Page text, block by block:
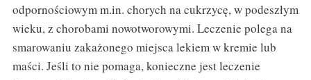
odpornościowym m.in. chorych na cukrzycę, w podeszłym
wieku, z chorobami nowotworowymi. Leczenie polega na
smarowaniu zakażonego miejsca lekiem w kremie lub
maści. Jeśli to nie pomaga, konieczne jest leczenie